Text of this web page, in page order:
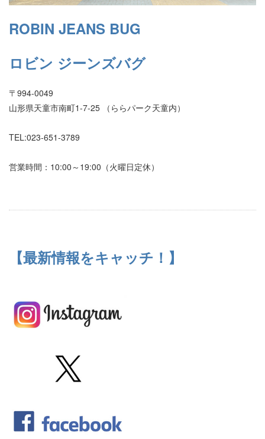
ROBIN JEANS BUG
ロビン ジーンズバグ
〒994-0049
山形県天童市南町1-7-25 （ららパーク天童内）
TEL:023-651-3789
営業時間：10:00～19:00（火曜日定休）
【最新情報をキャッチ！】